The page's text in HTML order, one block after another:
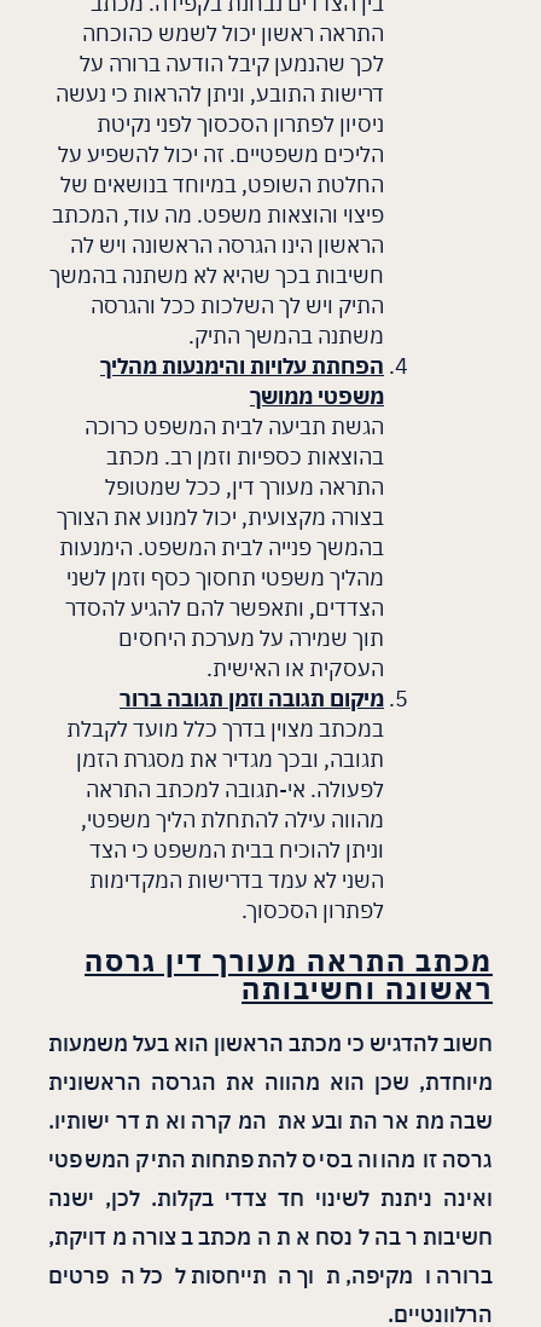
התראה ראשון יכול לשמש כהוכחה
לכך שהנמען קיבל הודעה ברורה על
דרישות התובע, וניתן להראות כי נעשה
ניסיון לפתרון הסכסוך לפני נקיטת
הליכים משפטיים. זה יכול להשפיע על
החלטת השופט, במיוחד בנושאים של
פיצוי והוצאות משפט. מה עוד, המכתב
הראשון הינו הגרסה הראשונה ויש לה
חשיבות בכך שהיא לא משתנה בהמשך
התיק ויש לך השלכות ככל והגרסה
משתנה בהמשך התיק.
הפחתת עלויות והימנעות מהליך
משפטי ממושך
הגשת תביעה לבית המשפט כרוכה
בהוצאות כספיות וזמן רב. מכתב
התראה מעורך דין, ככל שמטופל
בצורה מקצועית, יכול למנוע את הצורך
בהמשך פנייה לבית המשפט. הימנעות
מהליך משפטי תחסוך כסף וזמן לשני
הצדדים, ותאפשר להם להגיע להסדר
תוך שמירה על מערכת היחסים
העסקית או האישית.
מיקום תגובה וזמן תגובה ברור
במכתב מצוין בדרך כלל מועד לקבלת
תגובה, ובכך מגדיר את מסגרת הזמן
לפעולה. אי-תגובה למכתב התראה
מהווה עילה להתחלת הליך משפטי,
וניתן להוכיח בבית המשפט כי הצד
השני לא עמד בדרישות המקדימות
לפתרון הסכסוך.
מכתב התראה מעורך דין גרסה
ראשונה וחשיבותה
חשוב להדגיש כי מכתב הראשון הוא בעל משמעות
מיוחדת, שכן הוא מהווה את הגרסה הראשונית
שבה מתאר התובע את המקרה ואת דרישותיו.
גרסה זו מהווה בסיס להתפתחות התיק המשפטי
ואינה ניתנת לשינוי חד צדדי בקלות. לכן, ישנה
חשיבות רבה לנסח את המכתב בצורה מדויקת,
ברורה ומקיפה, תוך התייחסות לכל הפרטים
הרלוונטיים.